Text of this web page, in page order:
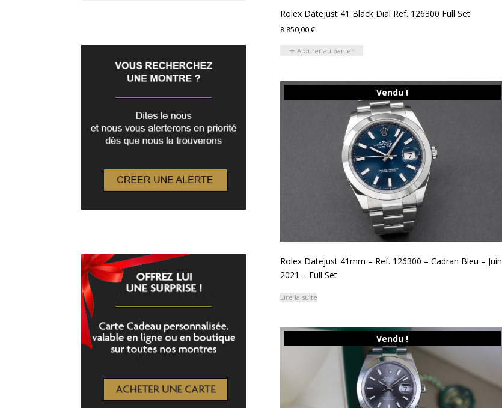
Rolex Datejust 41 Black Dial Ref. 126300 Full Set
8 850,00€
Ajouter au panier
Vendu !
Rolex Datejust 41mm – Ref. 126300 – Cadran Bleu – Juin
2021 – Full Set
Lire la suite
Vendu !